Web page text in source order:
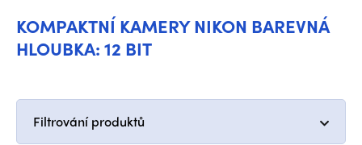
KOMPAKTNÍ KAMERY NIKON BAREVNÁ
HLOUBKA: 12 BIT
Filtrování produktů